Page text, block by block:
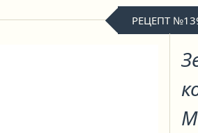
РЕЦЕПТ